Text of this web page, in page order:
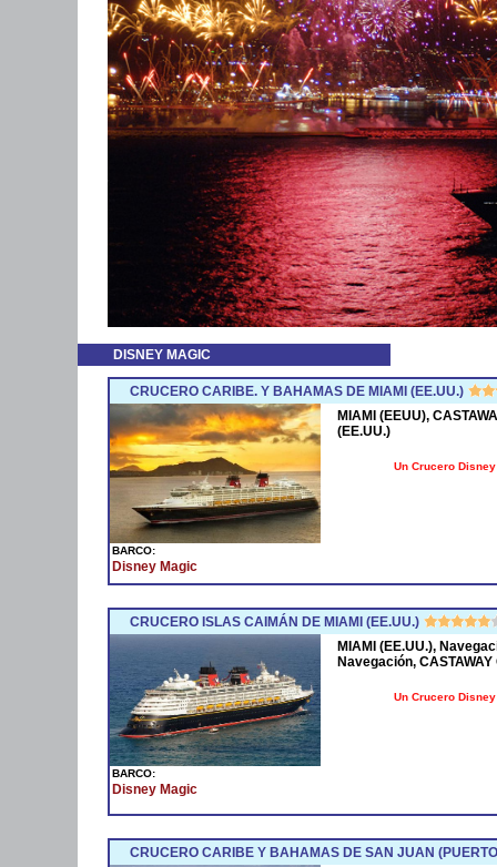
DISNEY MAGIC
CRUCERO CARIBE. Y BAHAMAS DE MIAMI (EE.UU.)
BARCO:
Disney Magic
MIAMI (EEUU),
(EE.UU.)
Un Crucero
CRUCERO ISLAS CAIMÁN DE MIAMI (EE.UU.)
BARCO:
Disney Magic
MIAMI (EE.UU.),
Navegación, CASTAWAY
Un Crucero
CRUCERO CARIBE Y BAHAMAS DE SAN JUAN